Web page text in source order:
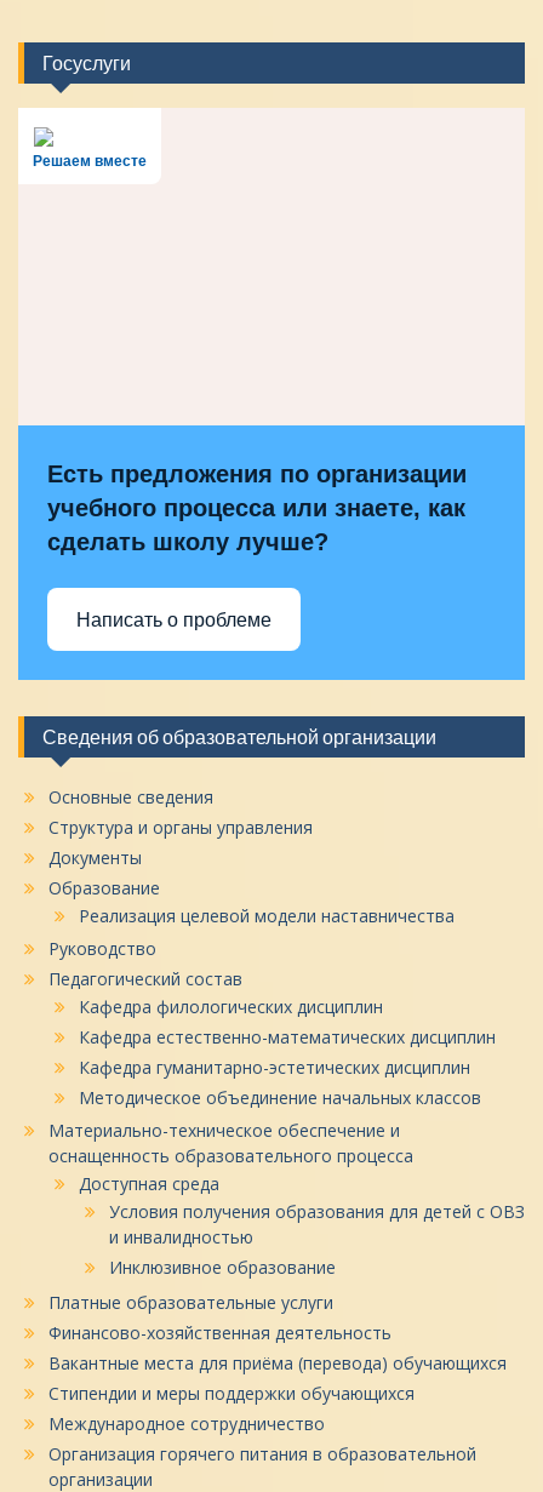
Госуслуги
Решаем вместе
Есть предложения по организации
учебного процесса или знаете, как
сделать школу лучше?
Написать о проблеме
Сведения об образовательной организации
Основные сведения
Структура и органы управления
Документы
Образование
Реализация целевой модели наставничества
Руководство
Педагогический состав
Кафедра филологических дисциплин
Кафедра естественно-математических дисциплин
Кафедра гуманитарно-эстетических дисциплин
Методическое объединение начальных классов
Материально-техническое обеспечение и
оснащенность образовательного процесса
Доступная среда
Условия получения образования для детей с ОВЗ
и инвалидностью
Инклюзивное образование
Платные образовательные услуги
Финансово-хозяйственная деятельность
Вакантные места для приёма (перевода) обучающихся
Стипендии и меры поддержки обучающихся
Международное сотрудничество
Организация горячего питания в образовательной
организации